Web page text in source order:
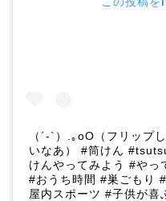
（´-`）.｡oO（フリップ
いなあ） #筒けん
けんやってみよう #や
#おうち時間 #巣ごもり
屋内スポーツ #子供が喜